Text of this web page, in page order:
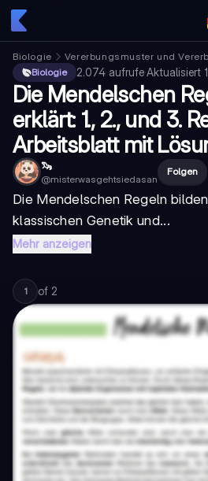
Biologie Vererbungsmuster und
Biologie
2.074 aufrufe·Aktualisiert
Die Mendelschen
erklärt: 1., 2., und 3.
Arbeitsblatt mit
🦦
@misterwasgehtsiedasan
Folgen
Die Mendelschen Regeln
klassischen Genetik und...
Mehr anzeigen
1 of 2